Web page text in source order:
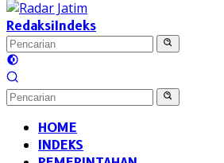
RedaksiIndeks
HOME
INDEKS